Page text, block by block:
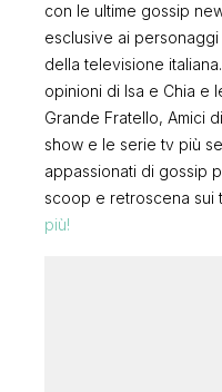
con le ultime gossip
esclusive ai
della televisione
opinioni di Isa e Chia e
Grande Fratello, Amici
show e le serie tv più
appassionati di gossip
scoop e retroscena sui
più!